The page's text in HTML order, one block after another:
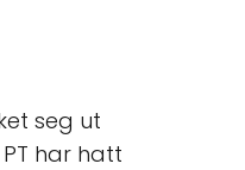
seg ut
har hatt